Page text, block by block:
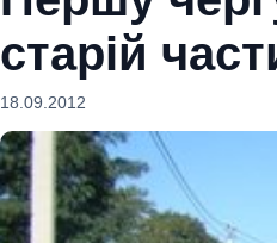
старій
18.09.2012